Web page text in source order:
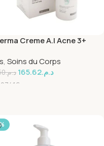
Creme A.I Acne 3+
, Soins du Corps
د.م. د.م.165.62
27416